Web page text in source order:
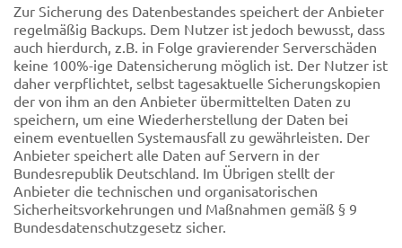
Zur Sicherung des Datenbestandes speichert der Anbieter
regelmäßig Backups. Dem Nutzer ist jedoch bewusst, dass
auch hierdurch, z.B. in Folge gravierender Serverschäden
keine 100%-ige Datensicherung möglich ist. Der Nutzer ist
daher verpflichtet, selbst tagesaktuelle Sicherungskopien
der von ihm an den Anbieter übermittelten Daten zu
speichern, um eine Wiederherstellung der Daten bei
einem eventuellen Systemausfall zu gewährleisten. Der
Anbieter speichert alle Daten auf Servern in der
Bundesrepublik Deutschland. Im Übrigen stellt der
Anbieter die technischen und organisatorischen
Sicherheitsvorkehrungen und Maßnahmen gemäß § 9
Bundesdatenschutzgesetz sicher.